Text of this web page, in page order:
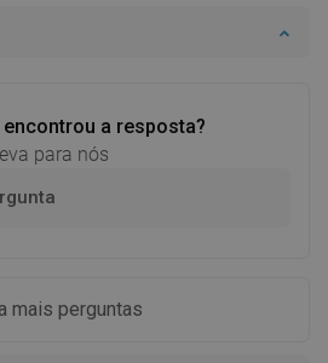
encontrou a resposta?
para nós
mais perguntas